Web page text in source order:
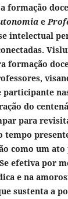
formação
e
intelectual
formação
do
para
tempo
como um
efetiva por
e na
sustenta a